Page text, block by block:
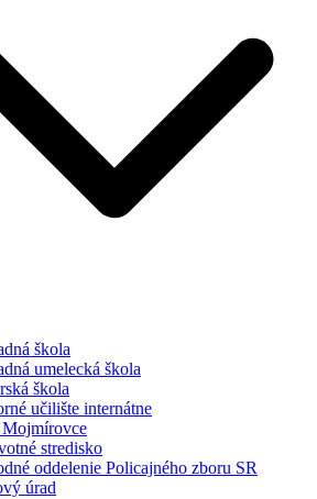
škola
umelecká škola
škola
učilište internátne
stredisko
oddelenie Policajného zboru SR
úrad